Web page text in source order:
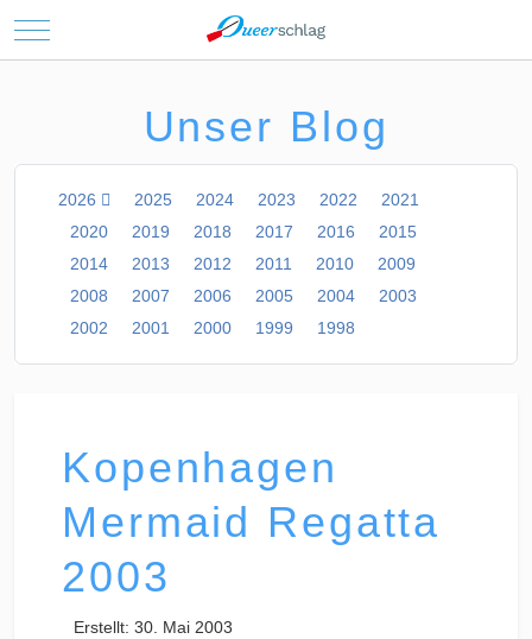
Mobile Menu Toggle
Unser Blog
2026 2025 2024 2023 2022
2021
2020
2019 2018 2017 2016
2015
2014
2013 2012 2011 2010
2009
2008
2007 2006 2005 2004
2003
2002
2001 2000 1999 1998
Kopenhagen
Mermaid Regatta
2003
Erstellt: 30. Mai 2003